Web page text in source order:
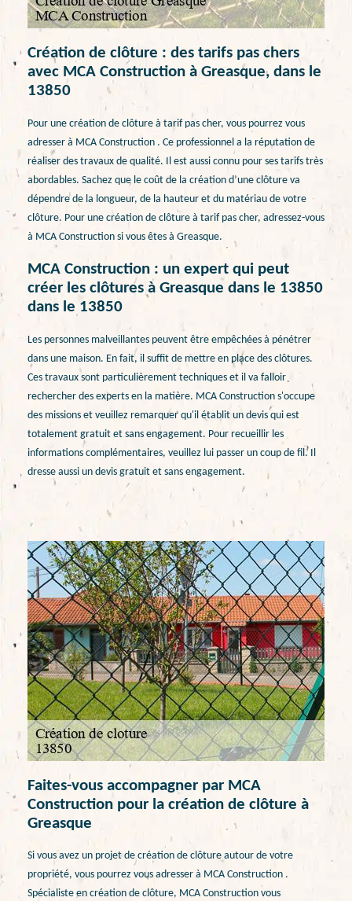
Création de clôture : des tarifs pas chers
avec MCA Construction à Greasque, dans le
13850
Pour une création de clôture à tarif pas cher, vous pourrez vous
adresser à MCA Construction . Ce professionnel a la réputation de
réaliser des travaux de qualité. Il est aussi connu pour ses tarifs très
abordables. Sachez que le coût de la création d’une clôture va
dépendre de la longueur, de la hauteur et du matériau de votre
clôture. Pour une création de clôture à tarif pas cher, adressez-vous
à MCA Construction si vous êtes à Greasque.
MCA Construction : un expert qui peut
créer les clôtures à Greasque dans le 13850
dans le 13850
Les personnes malveillantes peuvent être empêchées à pénétrer
dans une maison. En fait, il suffit de mettre en place des clôtures.
Ces travaux sont particulièrement techniques et il va falloir
rechercher des experts en la matière. MCA Construction s'occupe
des missions et veuillez remarquer qu'il établit un devis qui est
totalement gratuit et sans engagement. Pour recueillir les
informations complémentaires, veuillez lui passer un coup de fil. Il
dresse aussi un devis gratuit et sans engagement.
Faites-vous accompagner par MCA
Construction pour la création de clôture à
Greasque
Si vous avez un projet de création de clôture autour de votre
propriété, vous pourrez vous adresser à MCA Construction .
Spécialiste en création de clôture, MCA Construction vous